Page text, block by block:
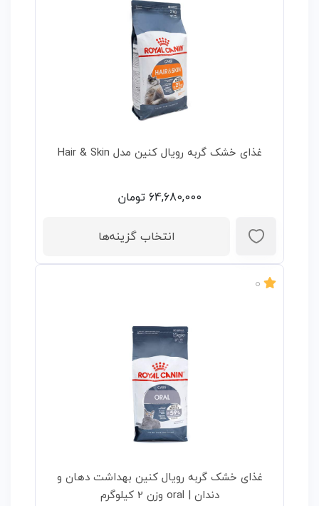
غذای خشک گربه رویال کنین مدل Hair & Skin
64,680,000تومان
انتخاب گزینه‌ها
0
غذای خشک گربه رویال کنین بهداشت دهان و
دندان | oral وزن 2 کیلوگرم